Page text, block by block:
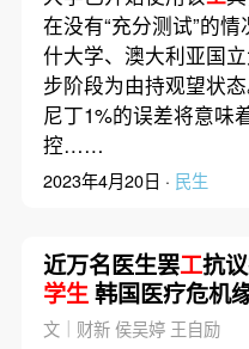
在没有“充分测试”的
什大学、澳大利亚国
步阶段为由持观望状
尼丁1%的误差将意味
控……
2023年4月20日 · 民生
近万名医生罢工抗
学生韩国医疗危机
燃？
文｜财新 侯吴婷 王自励